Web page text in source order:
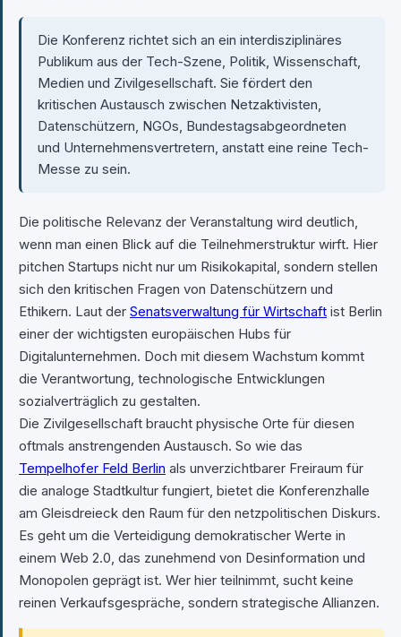
Die Konferenz richtet sich an ein interdisziplinäres
Publikum aus der Tech-Szene, Politik, Wissenschaft,
Medien und Zivilgesellschaft. Sie fördert den
kritischen Austausch zwischen Netzaktivisten,
Datenschützern, NGOs, Bundestagsabgeordneten
und Unternehmensvertretern, anstatt eine reine Tech-
Messe zu sein.
Die politische Relevanz der Veranstaltung wird deutlich,
wenn man einen Blick auf die Teilnehmerstruktur wirft. Hier
pitchen Startups nicht nur um Risikokapital, sondern stellen
sich den kritischen Fragen von Datenschützern und
Ethikern. Laut der Senatsverwaltung für Wirtschaft ist Berlin
einer der wichtigsten europäischen Hubs für
Digitalunternehmen. Doch mit diesem Wachstum kommt
die Verantwortung, technologische Entwicklungen
sozialverträglich zu gestalten.
Die Zivilgesellschaft braucht physische Orte für diesen
oftmals anstrengenden Austausch. So wie das
Tempelhofer Feld Berlin als unverzichtbarer Freiraum für
die analoge Stadtkultur fungiert, bietet die Konferenzhalle
am Gleisdreieck den Raum für den netzpolitischen Diskurs.
Es geht um die Verteidigung demokratischer Werte in
einem Web 2.0, das zunehmend von Desinformation und
Monopolen geprägt ist. Wer hier teilnimmt, sucht keine
reinen Verkaufsgespräche, sondern strategische Allianzen.